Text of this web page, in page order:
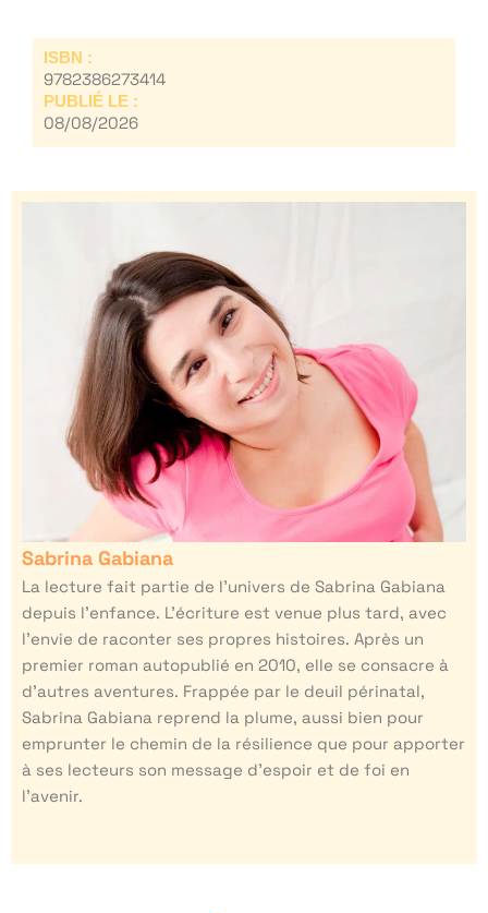
ISBN :
9782386273414
PUBLIÉ LE :
08/08/2026
Sabrina Gabiana
La lecture fait partie de l’univers de Sabrina Gabiana
depuis l’enfance. L’écriture est venue plus tard, avec
l’envie de raconter ses propres histoires. Après un
premier roman autopublié en 2010, elle se consacre à
d’autres aventures. Frappée par le deuil périnatal,
Sabrina Gabiana reprend la plume, aussi bien pour
emprunter le chemin de la résilience que pour apporter
à ses lecteurs son message d’espoir et de foi en
l’avenir.